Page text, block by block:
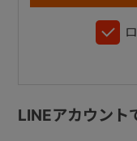
LINEアカウント